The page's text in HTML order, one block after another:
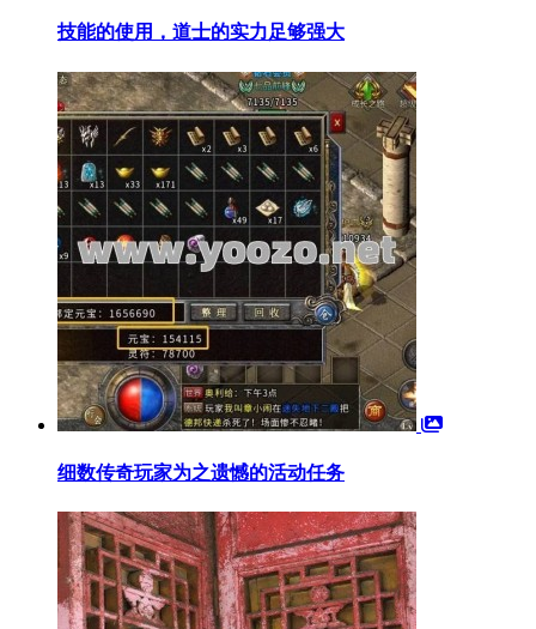
技能的使用，道士的实力足够强大
细数传奇玩家为之遗憾的活动任务